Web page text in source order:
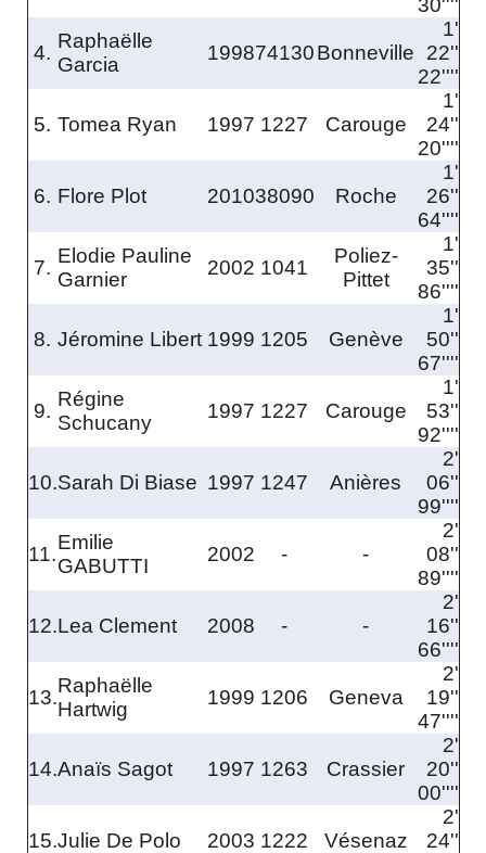
30''''
4.
Raphaëlle
Garcia
199874130Bonneville
1'
22''
22''''
5. Tomea Ryan 1997 1227 Carouge
1'
24''
20''''
6. Flore Plot 201038090 Roche
1'
26''
64''''
7.
Elodie Pauline
Garnier
2002 1041
Poliez-
Pittet
1'
35''
86''''
8. Jéromine Libert 1999 1205 Genève
1'
50''
67''''
9.
Régine
Schucany
1997 1227 Carouge
1'
53''
92''''
10.Sarah Di Biase 1997 1247 Anières
2'
06''
99''''
11.
Emilie
GABUTTI
2002 - -
2'
08''
89''''
12.Lea Clement 2008 - -
2'
16''
66''''
13.
Raphaëlle
Hartwig
1999 1206 Geneva
2'
19''
47''''
14.Anaïs Sagot 1997 1263 Crassier
2'
20''
00''''
15.Julie De Polo 2003 1222 Vésenaz
2'
24''